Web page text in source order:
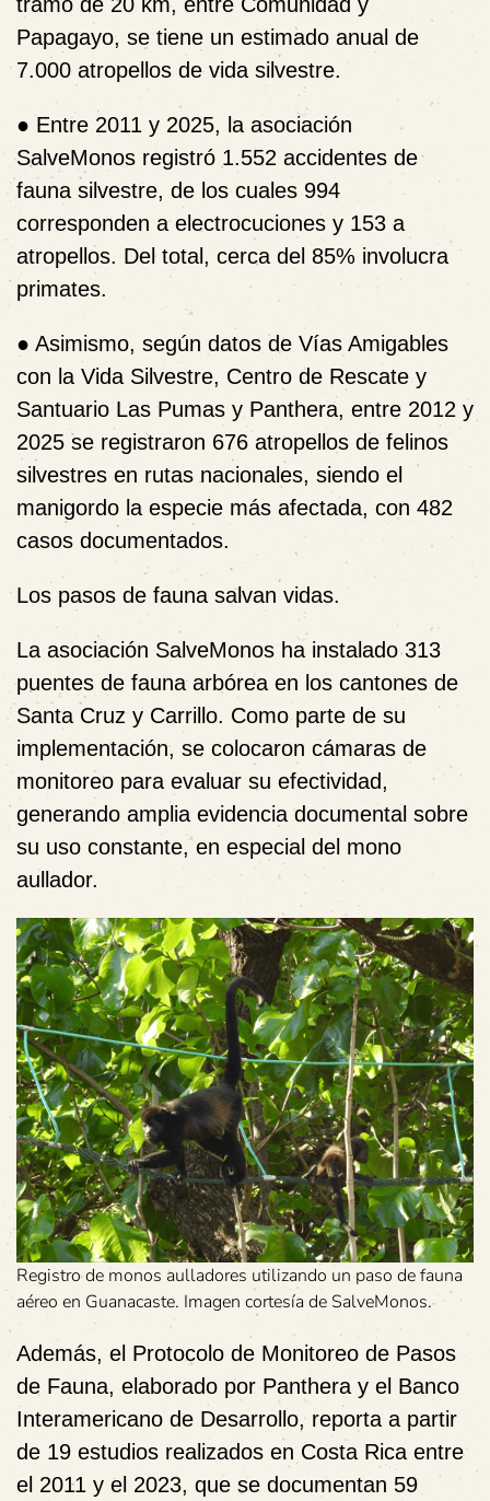
Papagayo, se tiene un estimado anual de
7.000 atropellos de vida silvestre.
● Entre 2011 y 2025, la asociación
SalveMonos registró 1.552 accidentes de
fauna silvestre, de los cuales 994
corresponden a electrocuciones y 153 a
atropellos. Del total, cerca del 85% involucra
primates.
● Asimismo, según datos de Vías Amigables
con la Vida Silvestre, Centro de Rescate y
Santuario Las Pumas y Panthera, entre 2012 y
2025 se registraron 676 atropellos de felinos
silvestres en rutas nacionales, siendo el
manigordo la especie más afectada, con 482
casos documentados.
Los pasos de fauna salvan vidas.
La asociación SalveMonos ha instalado 313
puentes de fauna arbórea en los cantones de
Santa Cruz y Carrillo. Como parte de su
implementación, se colocaron cámaras de
monitoreo para evaluar su efectividad,
generando amplia evidencia documental sobre
su uso constante, en especial del mono
aullador.
Registro de monos aulladores utilizando un paso de fauna
aéreo en Guanacaste. Imagen cortesía de SalveMonos.
Además, el Protocolo de Monitoreo de Pasos
de Fauna, elaborado por Panthera y el Banco
Interamericano de Desarrollo, reporta a partir
de 19 estudios realizados en Costa Rica entre
el 2011 y el 2023, que se documentan 59